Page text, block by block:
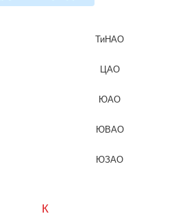
ТиНАО
ЦАО
ЮАО
ЮВАО
ЮЗАО
К